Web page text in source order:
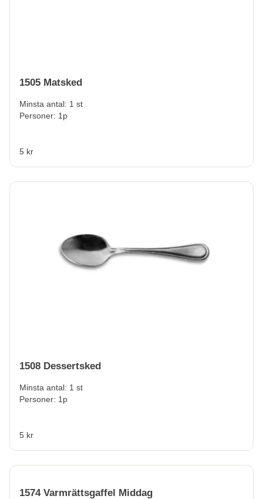
1505 Matsked
Minsta antal: 1 st
Personer: 1p
5 kr
1508 Dessertsked
Minsta antal: 1 st
Personer: 1p
5 kr
1574 Varmrättsgaffel Middag